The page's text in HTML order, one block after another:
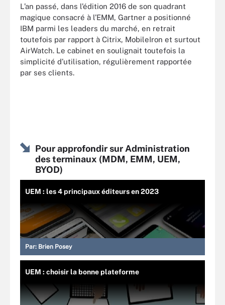
L’an passé, dans l’édition 2016 de son quadrant
magique consacré à l’EMM, Gartner a positionné
IBM parmi les leaders du marché, en retrait
toutefois par rapport à Citrix, MobileIron et surtout
AirWatch. Le cabinet en soulignait toutefois la
simplicité d’utilisation, régulièrement rapportée
par ses clients.
Pour approfondir sur Administration
des terminaux (MDM, EMM, UEM,
BYOD)
UEM : les 4 principaux éditeurs en 2023
Par: Brien Posey
UEM : choisir la bonne plateforme